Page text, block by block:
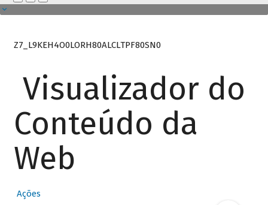
Z7_L9KEH4O0LORH80ALCLTPF80SN0
Visualizador do
Conteúdo da
Web
Ações